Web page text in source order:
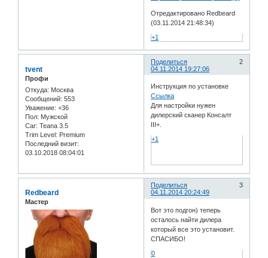
Отредактировано Redbeard
(03.11.2014 21:48:34)
+1
Поделиться
2
04.11.2014 19:27:06
tvent
Профи
Откуда: Москва
Сообщений: 553
Уважение: +36
Пол: Мужской
Car: Teana 3.5
Trim Level: Premium
Последний визит:
03.10.2018 08:04:01
Инструкция по установке
Ссылка
Для настройки нужен
дилерский сканер Консалт
III+.
+1
Поделиться
3
04.11.2014 20:24:49
Redbeard
Мастер
Вот это подгон) теперь
осталось найти дилера
который все это установит.
СПАСИБО!
0